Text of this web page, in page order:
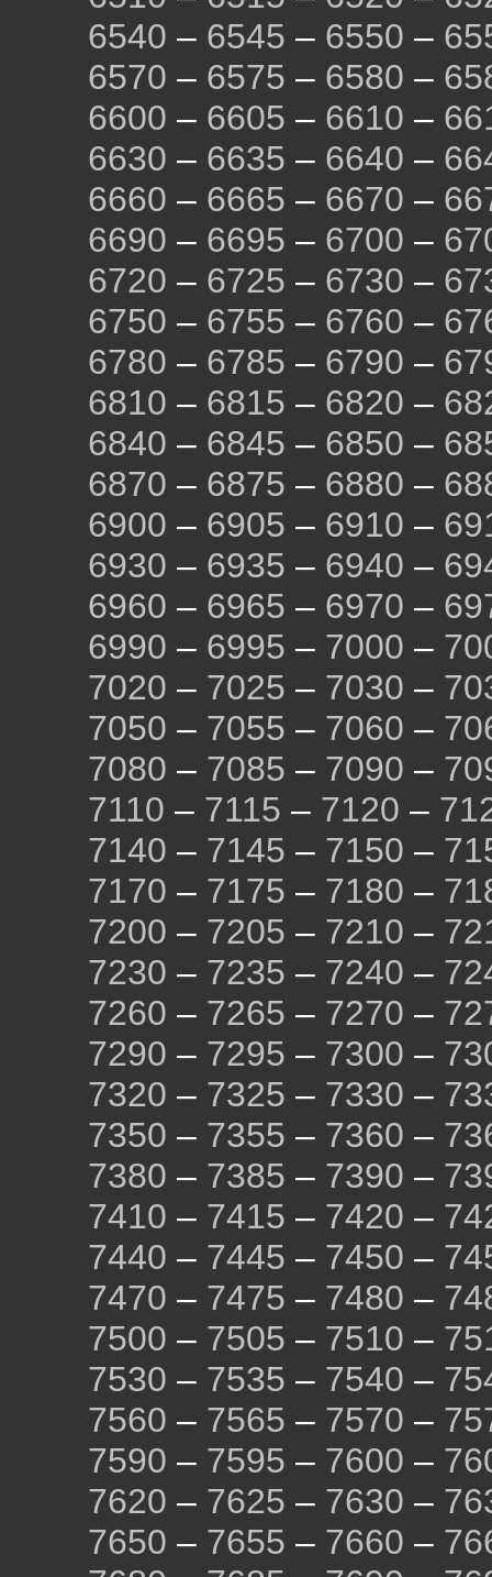
6540 – 6545 – 6550 –
6570 – 6575 – 6580 –
6600 – 6605 – 6610 –
6630 – 6635 – 6640 –
6660 – 6665 – 6670 –
6690 – 6695 – 6700 –
6720 – 6725 – 6730 –
6750 – 6755 – 6760 –
6780 – 6785 – 6790 –
6810 – 6815 – 6820 –
6840 – 6845 – 6850 –
6870 – 6875 – 6880 –
6900 – 6905 – 6910 –
6930 – 6935 – 6940 –
6960 – 6965 – 6970 –
6990 – 6995 – 7000 –
7020 – 7025 – 7030 –
7050 – 7055 – 7060 –
7080 – 7085 – 7090 –
7110 – 7115 – 7120 –
7140 – 7145 – 7150 –
7170 – 7175 – 7180 –
7200 – 7205 – 7210 –
7230 – 7235 – 7240 –
7260 – 7265 – 7270 –
7290 – 7295 – 7300 –
7320 – 7325 – 7330 –
7350 – 7355 – 7360 –
7380 – 7385 – 7390 –
7410 – 7415 – 7420 –
7440 – 7445 – 7450 –
7470 – 7475 – 7480 –
7500 – 7505 – 7510 –
7530 – 7535 – 7540 –
7560 – 7565 – 7570 –
7590 – 7595 – 7600 –
7620 – 7625 – 7630 –
7650 – 7655 – 7660 –